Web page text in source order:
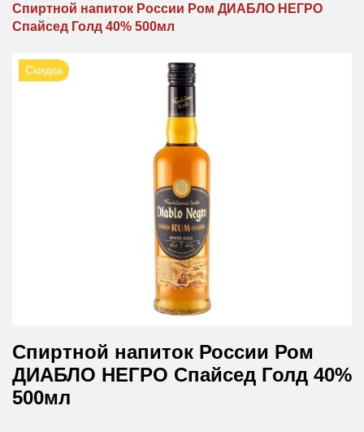
Спиртной напиток России Ром ДИАБЛО НЕГРО
Спайсед Голд 40% 500мл
Скидка
Спиртной напиток России Ром
ДИАБЛО НЕГРО Спайсед Голд 40%
500мл